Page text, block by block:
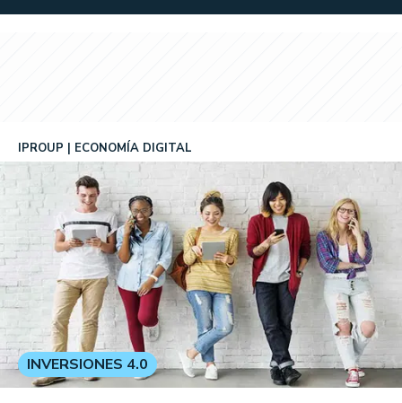
IPROUP ECONOMÍA DIGITAL
INVERSIONES 4.0